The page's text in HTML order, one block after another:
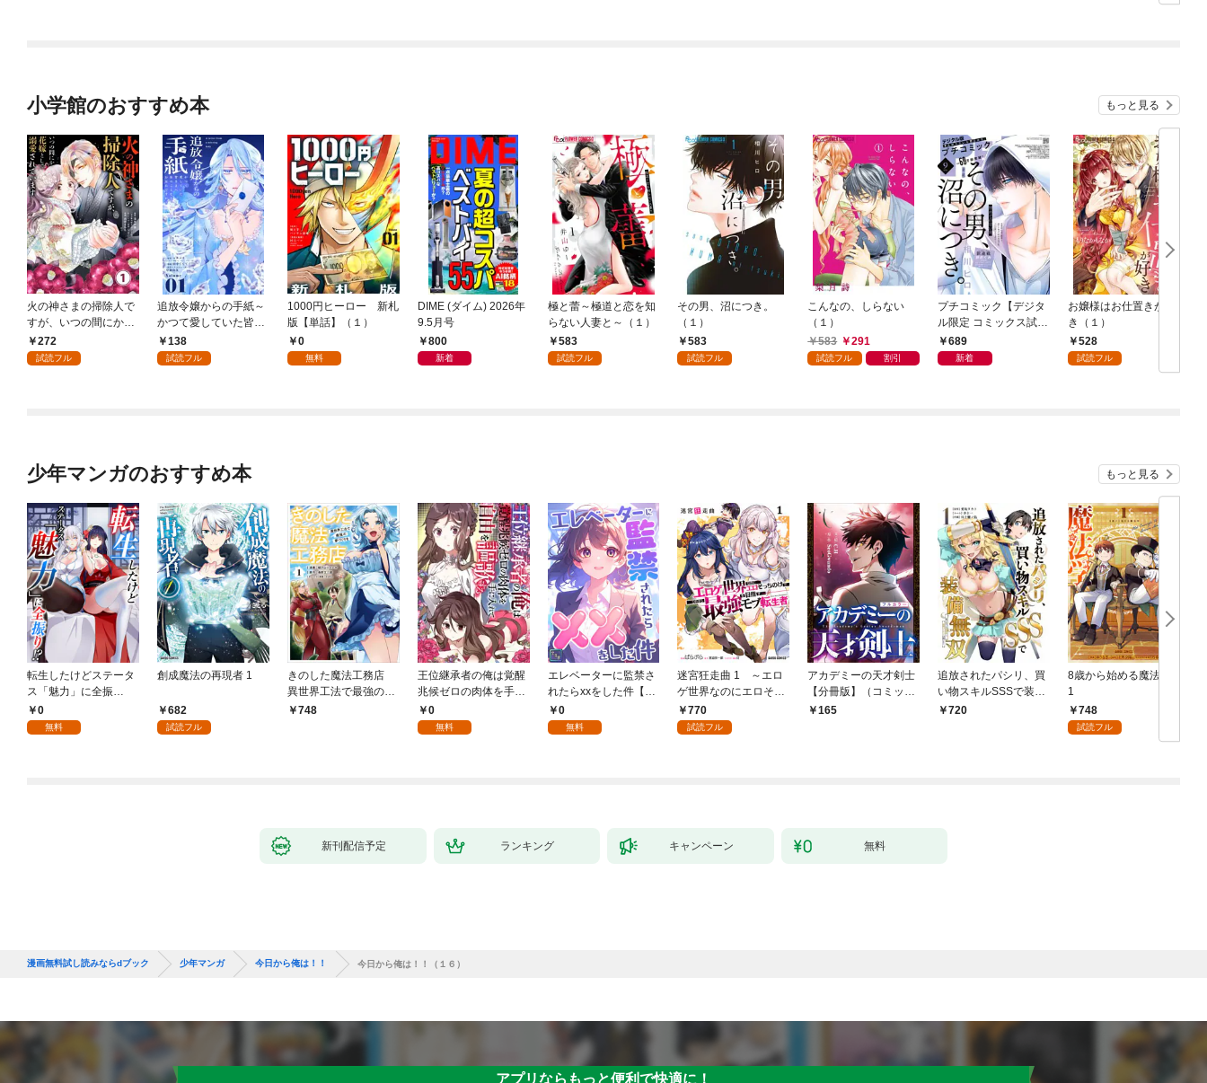
小学館のおすすめ本 もっと見る
火の神さまの掃除人で
すが、いつの間にか花
嫁として溺愛されてい
ます【単話】（１）
272
試読フル
追放令嬢からの手紙～
かつて愛していた皆さ
まへ 私のことなどお忘
れですか？～【単話】
138
試読フル
1000円ヒーロー 新札
版【単話】（１）
0
無料
DIME (ダイム) 2026年
9.5月号
800
新着
極と蕾～極道と恋を知
らない人妻と～（１）
583
試読フル
その男、沼につき。
（１）
583
試読フル
こんなの、しらない
（１）
583
291
試読フル 割引
プチコミック【デジタ
ル限定 コミックス試し
読み特典付き】 2026
年9月号（2026年8月7
689
新着
お嬢様はお仕置きが好
き（１）
528
試読フル
少年マンガのおすすめ本 もっと見る
転生したけどステータ
ス「魅力」に全振
り！？(1)
0
無料
創成魔法の再現者 1
682
試読フル
きのした魔法工務店
異世界工法で最強の家
づくりを（コミック）
748
王位継承者の俺は覚醒
兆候ゼロの肉体を手に
入れて自由を謳歌す
る。1
0
無料
エレベーターに監禁さ
れたらxxをした件【全
年齢版】(1)
0
無料
迷宮狂走曲 1 ～エロ
ゲ世界なのにエロそっ
ちのけでひたすら最強
を目指すモブ転生者～
770
試読フル
アカデミーの天才剣士
【分冊版】（コミッ
ク） １話【フルカラ
165
追放されたパシリ、買
い物スキルSSSで装備
無双 ～買ったモノを
720
8歳から始める魔法学
1
748
試読フル
新刊配信予定 ランキング キャンペーン 無料
漫画無料試し読みならdブック 少年マンガ 今日から俺は！！ 今日から俺は！！（１６）
アプリならもっと便利で快適に！